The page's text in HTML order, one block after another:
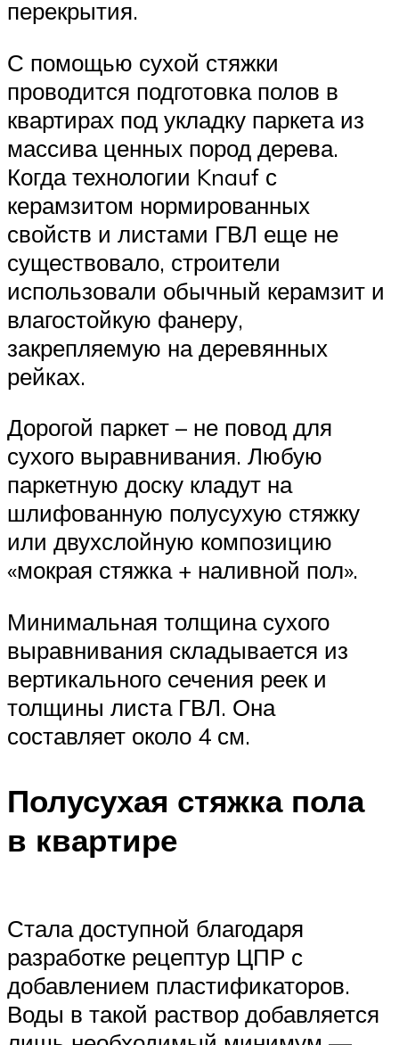
перекрытия.
С помощью сухой стяжки
проводится подготовка полов в
квартирах под укладку паркета из
массива ценных пород дерева.
Когда технологии Knauf с
керамзитом нормированных
свойств и листами ГВЛ еще не
существовало, строители
использовали обычный керамзит и
влагостойкую фанеру,
закрепляемую на деревянных
рейках.
Дорогой паркет – не повод для
сухого выравнивания. Любую
паркетную доску кладут на
шлифованную полусухую стяжку
или двухслойную композицию
«мокрая стяжка + наливной пол».
Минимальная толщина сухого
выравнивания складывается из
вертикального сечения реек и
толщины листа ГВЛ. Она
составляет около 4 см.
Полусухая стяжка пола
в квартире
Стала доступной благодаря
разработке рецептур ЦПР с
добавлением пластификаторов.
Воды в такой раствор добавляется